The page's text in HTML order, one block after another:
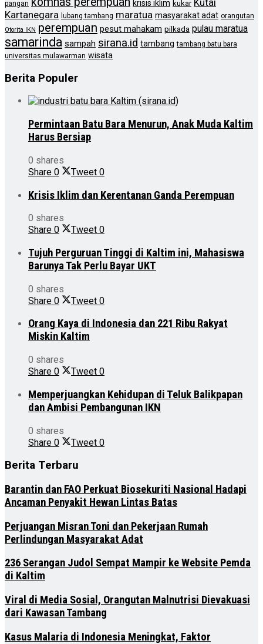
pangan krisis iklim kukar
Kartanegara lubang tambang maratua masyarakat adat orangutan
Otorita IKN perempuan pesut mahakam pilkada pulau maratua
samarinda sampah sirana.id tambang tambang batu bara
universitas mulawarman wisata
Berita Populer
Permintaan Batu Bara Menurun, Anak Muda Kaltim
Harus Bersiap
0 shares
Share 0 Tweet 0
Krisis Iklim dan Kerentanan Ganda Perempuan
0 shares
Share 0 Tweet 0
Tujuh Perguruan Tinggi di Kaltim ini, Mahasiswa
Barunya Tak Perlu Bayar UKT
0 shares
Share 0 Tweet 0
Orang Kaya di Indonesia dan 221 Ribu Rakyat
Miskin Kaltim
0 shares
Share 0 Tweet 0
Memperjuangkan Kehidupan di Teluk Balikpapan
dan Ambisi Pembangunan IKN
0 shares
Share 0 Tweet 0
Berita Terbaru
Barantin dan FAO Perkuat Biosekuriti Nasional Hadapi
Ancaman Penyakit Hewan Lintas Batas
Perjuangan Misran Toni dan Pekerjaan Rumah
Perlindungan Masyarakat Adat
236 Serangan Judol Sempat Mampir ke Website Pemda
di Kaltim
Viral di Media Sosial, Orangutan Malnutrisi Dievakuasi
dari Kawasan Tambang
Kasus Malaria di Indonesia Meningkat, Faktor